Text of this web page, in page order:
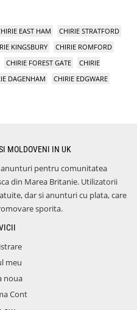
EAST HAM
CHIRIE STRATFORD
KINGSBURY
CHIRIE ROMFORD
CHIRIE FOREST GATE
CHIRIE
DAGENHAM
CHIRIE EDGWARE
MOLDOVENI IN UK
pentru comunitatea
din Marea Britanie. Utilizatorii
dar si anunturi cu plata, care
sporita.
meu
noua
Cont